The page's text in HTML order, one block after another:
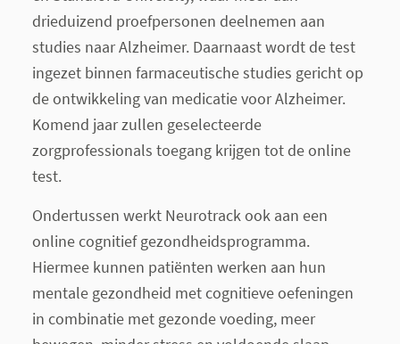
drieduizend proefpersonen deelnemen aan
studies naar Alzheimer. Daarnaast wordt de test
ingezet binnen farmaceutische studies gericht op
de ontwikkeling van medicatie voor Alzheimer.
Komend jaar zullen geselecteerde
zorgprofessionals toegang krijgen tot de online
test.
Ondertussen werkt Neurotrack ook aan een
online cognitief gezondheidsprogramma.
Hiermee kunnen patiënten werken aan hun
mentale gezondheid met cognitieve oefeningen
in combinatie met gezonde voeding, meer